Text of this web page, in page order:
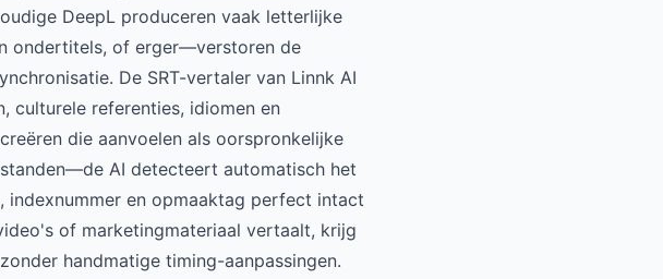
DeepL produceren vaak letterlijke
ondertitels, of erger—verstoren de
De SRT-vertaler van Linnk AI
culturele referenties, idiomen en
die aanvoelen als oorspronkelijke
AI detecteert automatisch het
en opmaaktag perfect intact
of marketingmateriaal vertaalt, krijg
handmatige timing-aanpassingen.